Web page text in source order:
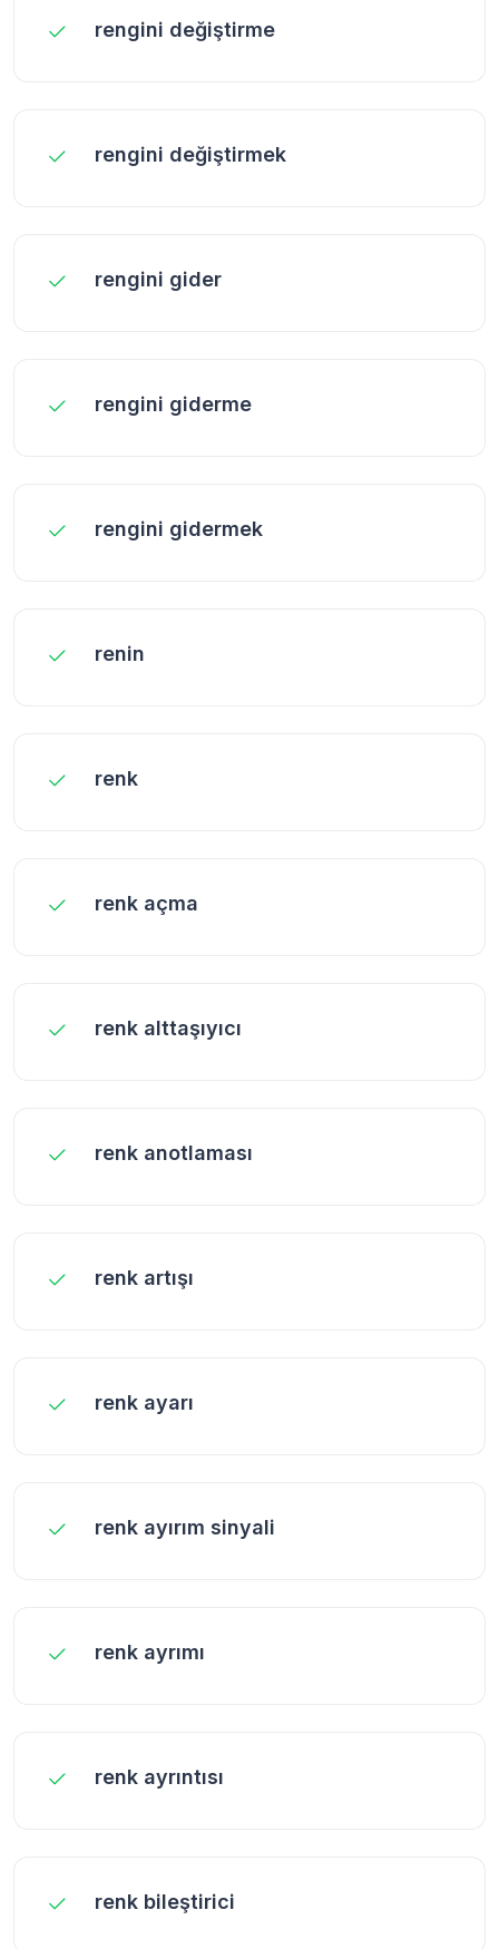
rengini değiştirme
rengini değiştirmek
rengini gider
rengini giderme
rengini gidermek
renin
renk
renk açma
renk alttaşıyıcı
renk anotlaması
renk artışı
renk ayarı
renk ayırım sinyali
renk ayrımı
renk ayrıntısı
renk bileştirici